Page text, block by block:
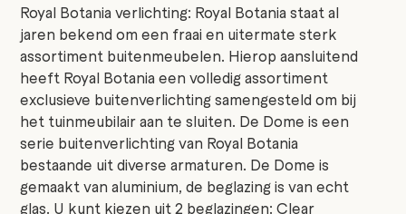
Royal Botania verlichting: Royal Botania staat al
jaren bekend om een fraai en uitermate sterk
assortiment buitenmeubelen. Hierop aansluitend
heeft Royal Botania een volledig assortiment
exclusieve buitenverlichting samengesteld om bij
het tuinmeubilair aan te sluiten. De Dome is een
serie buitenverlichting van Royal Botania
bestaande uit diverse armaturen. De Dome is
gemaakt van aluminium, de beglazing is van echt
glas. U kunt kiezen uit 2 beglazingen: Clear